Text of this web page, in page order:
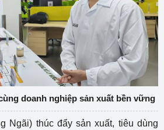
doanh nghiệp sản xuất bền vững
Ngãi) thúc đẩy sản xuất, tiêu dùng